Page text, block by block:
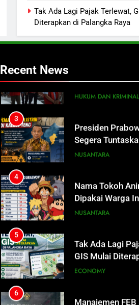
Tak Ada Lagi Pajak Terlewat,
Diterapkan di Palangka Raya
Recent News
Pertamina
SPBU Sampit
ECONOMY
2
KPU Kotim
Tersangka
3
Segera
Listrik di Kalsel-
NUSANTARA
4
Dipakai Warga
Uzumaki, D.
hingga
NUSANTARA
5
GIS Mulai
Palangka Raya
ECONOMY
6